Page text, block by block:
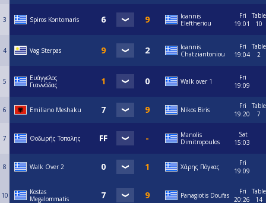
3 Spiros Kontomaris
Ioannis
Eleftheriou
Fri
19:01
Table
10
4 Vag Sterpas
Ioannis
Chatziantoniou
Fri
19:04
Table
2
5
Ευάγγελος
Γιαννάδας
Walk over 1
Fri
19:09
6 Emiliano Meshaku Nikos Biris
Fri
19:20
Table
7
7 Θοδωρής Τοπαλης
Manolis
Dimitropoulos
Sat
15:03
8 Walk Over 2 Χάρης Πόγκας
Fri
19:09
10
Kostas
Megalommatis
Panagiotis Doufas
Fri
20:26
Table
14